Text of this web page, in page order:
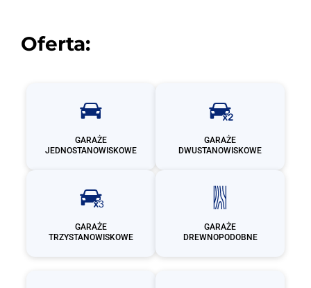
Oferta:
GARAŻE
JEDNOSTANOWISKOWE
GARAŻE
DWUSTANOWISKOWE
GARAŻE
TRZYSTANOWISKOWE
GARAŻE
DREWNOPODOBNE